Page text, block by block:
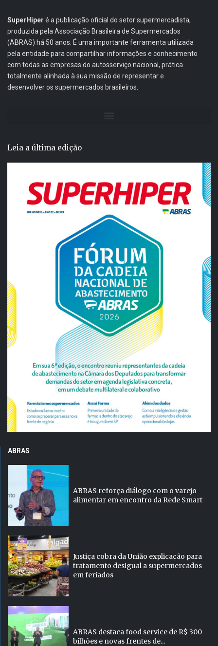
SuperHiper é a publicação oficial do setor supermercadista,
produzida pela Associação Brasileira de Supermercados
(ABRAS) há 50 anos. É uma importante ferramenta utilizada
pela entidade para compartilhar informações e conhecimento
com todas as empresas do autosserviço nacional, prática
totalmente alinhada à sua missão de representar e
desenvolver os supermercados brasileiros.
Leia a última edição
ABRAS
ABRAS reforça diálogo com o varejo
alimentar em encontro da Rede Smart
Justiça cobra da União explicação para
tratamento desigual a supermercados
em feriados
ABRAS destaca food service de R$ 300
bilhões e novas frentes de...